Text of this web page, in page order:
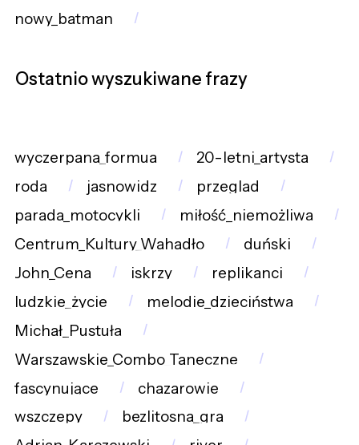
nowy_batman
Ostatnio wyszukiwane frazy
wyczerpana_formua
20-letni_artysta
roda
jasnowidz
przeglad
parada_motocykli
miłość_niemożliwa
Centrum_Kultury_Wahadło
duński
John_Cena
iskrzy
replikanci
ludzkie_życie
melodie_dzieciństwa
Michał_Pustuła
Warszawskie_Combo_Taneczne
fascynujące
chazarowie
wszczepy
bezlitosna_gra